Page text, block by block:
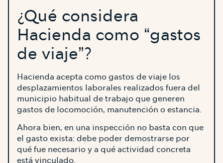
¿Qué considera
Hacienda como “gastos
de viaje”?
Hacienda acepta como gastos de viaje los
desplazamientos laborales realizados fuera del
municipio habitual de trabajo que generen
gastos de locomoción, manutención o estancia.
Ahora bien, en una inspección no basta con que
el gasto exista: debe poder demostrarse por
qué fue necesario y a qué actividad concreta
está vinculado.